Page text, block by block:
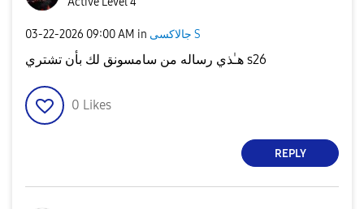
‎03-22-2026 09:00 AM in جالاكسى S
هـٰذي رساله من سامسونق لك بأن تشتري s26
0 Likes
REPLY